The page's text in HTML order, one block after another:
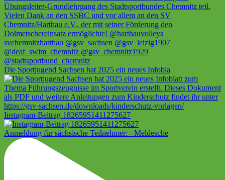
Die Sportjugend Sachsen hat 2025 ein neues Infobla
Instagram-Beitrag 18265951411275627
Anmeldung für sächsische Teilnehmer: - Meldesche